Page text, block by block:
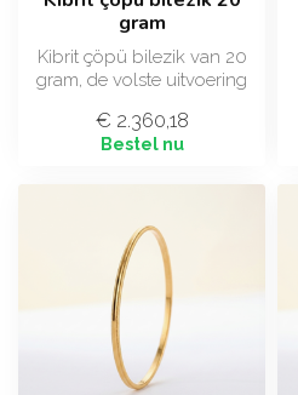
gram
Kibrit çöpü bilezik van 20
gram, de volste uitvoering
mode...
€ 2.360,18
Bestel nu